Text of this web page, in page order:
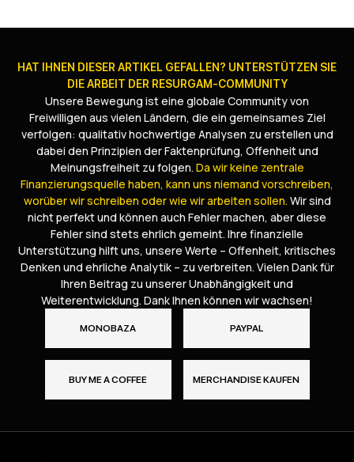
HAT IHNEN DIESER ARTIKEL GEFALLEN? UNTERSTÜTZEN SIE
DIE ARBEIT DER RESURGAM-COMMUNITY
Unsere Bewegung ist eine globale Community von
Freiwilligen aus vielen Ländern, die ein gemeinsames Ziel
verfolgen: qualitativ hochwertige Analysen zu erstellen und
dabei den Prinzipien der Faktenprüfung, Offenheit und
Meinungsfreiheit zu folgen. Da wir keine zentrale
Finanzierungsquelle haben, kann uns niemand vorschreiben,
worüber wir schreiben oder wie wir arbeiten sollen. Wir sind
nicht perfekt und können auch Fehler machen, aber diese
Fehler sind stets ehrlich gemeint. Ihre finanzielle
Unterstützung hilft uns, unsere Werte – Offenheit, kritisches
Denken und ehrliche Analytik – zu verbreiten. Vielen Dank für
Ihren Beitrag zu unserer Unabhängigkeit und
Weiterentwicklung. Dank Ihnen können wir wachsen!
MONOBAZA PAYPAL
BUY ME A COFFEE MERCHANDISE KAUFEN